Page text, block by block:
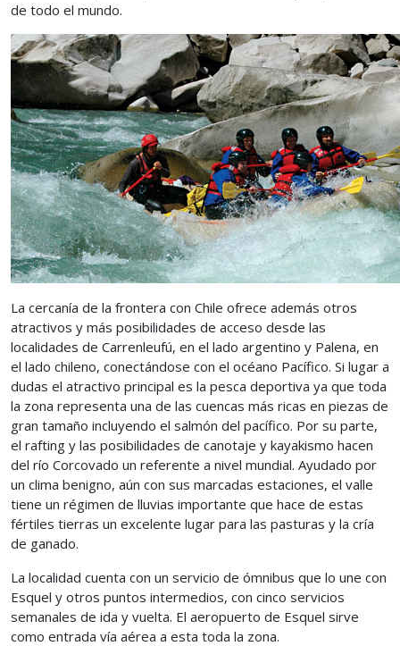
de todo el mundo.
La cercanía de la frontera con Chile ofrece además otros
atractivos y más posibilidades de acceso desde las
localidades de Carrenleufú, en el lado argentino y Palena, en
el lado chileno, conectándose con el océano Pacífico. Si lugar a
dudas el atractivo principal es la pesca deportiva ya que toda
la zona representa una de las cuencas más ricas en piezas de
gran tamaño incluyendo el salmón del pacífico. Por su parte,
el rafting y las posibilidades de canotaje y kayakismo hacen
del río Corcovado un referente a nivel mundial. Ayudado por
un clima benigno, aún con sus marcadas estaciones, el valle
tiene un régimen de lluvias importante que hace de estas
fértiles tierras un excelente lugar para las pasturas y la cría
de ganado.
La localidad cuenta con un servicio de ómnibus que lo une con
Esquel y otros puntos intermedios, con cinco servicios
semanales de ida y vuelta. El aeropuerto de Esquel sirve
como entrada vía aérea a esta toda la zona.